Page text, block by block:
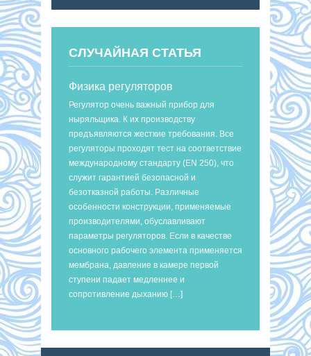
СЛУЧАЙНАЯ СТАТЬЯ
Физика регуляторов
Регулятор очень важный прибор для
ныряльщика. К их производству
предъявляются жесткие требования. Все
регуляторы проходят тест на соответствие
международному стандарту (EN 250), что
служит гарантией безопасной и
безотказной работы. Различные
особенности конструкции, применяемые
производителями, обуславливают
параметры регуляторов. Если в качестве
основного рабочего элемента применяется
мембрана, давление в камере первой
ступени падает медленнее и
сопротивление дыханию […]